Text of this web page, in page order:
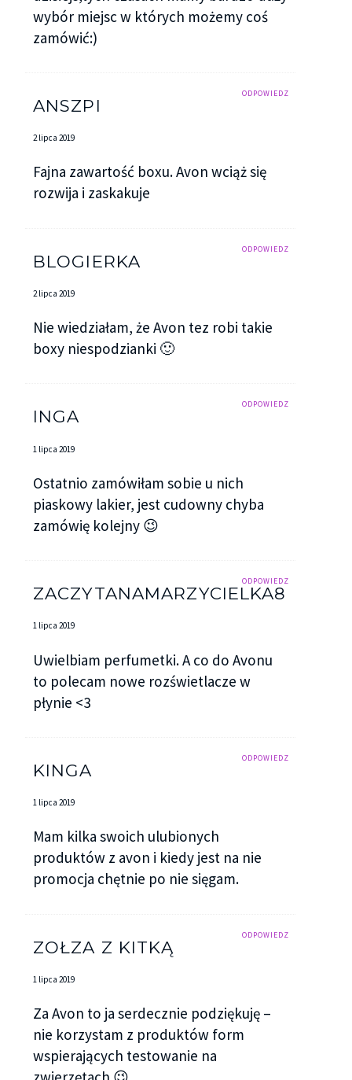
wybór miejsc w których możemy coś
zamówić:)
ODPOWIEDZ
ANSZPI
2 lipca 2019
Fajna zawartość boxu. Avon wciąż się
rozwija i zaskakuje
ODPOWIEDZ
BLOGIERKA
2 lipca 2019
Nie wiedziałam, że Avon tez robi takie
boxy niespodzianki 🙂
ODPOWIEDZ
INGA
1 lipca 2019
Ostatnio zamówiłam sobie u nich
piaskowy lakier, jest cudowny chyba
zamówię kolejny 😉
ODPOWIEDZ
ZACZYTANAMARZYCIELKA8
1 lipca 2019
Uwielbiam perfumetki. A co do Avonu
to polecam nowe rozświetlacze w
płynie <3
ODPOWIEDZ
KINGA
1 lipca 2019
Mam kilka swoich ulubionych
produktów z avon i kiedy jest na nie
promocja chętnie po nie sięgam.
ODPOWIEDZ
ZOŁZA Z KITKĄ
1 lipca 2019
Za Avon to ja serdecznie podziękuję –
nie korzystam z produktów form
wspierających testowanie na